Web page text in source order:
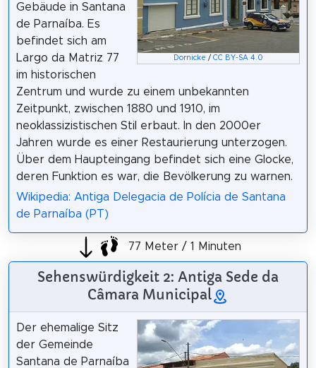
Dornicke /CC BY-SA 4.0
Gebäude in Santana
de Parnaíba. Es
befindet sich am
Largo da Matriz 77
im historischen
Zentrum und wurde zu einem unbekannten
Zeitpunkt, zwischen 1880 und 1910, im
neoklassizistischen Stil erbaut. In den 2000er
Jahren wurde es einer Restaurierung unterzogen.
Über dem Haupteingang befindet sich eine Glocke,
deren Funktion es war, die Bevölkerung zu warnen.
Wikipedia: Antiga Delegacia de Polícia de Santana
de Parnaíba (PT)
77 Meter / 1 Minuten
Sehenswürdigkeit 2: Antiga Sede da
Câmara Municipal
Der ehemalige Sitz
der Gemeinde
Santana de Parnaíba